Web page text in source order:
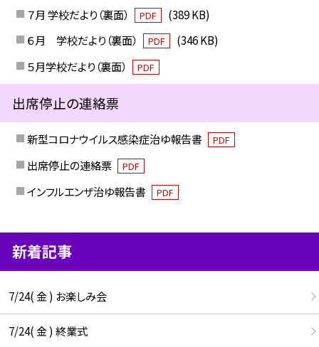
７月 学校だより（裏面） PDF
(389 KB)
６月 学校だより（裏面）
PDF
(346 KB)
５月学校だより（裏面）
PDF
出席停止の連絡票
新型コロナウイルス感染症治ゆ報告書 PDF
出席停止の連絡票 PDF
インフルエンザ治ゆ報告書 PDF
新着記事
7/24( 金 ) お楽しみ会
7/24( 金 ) 終業式